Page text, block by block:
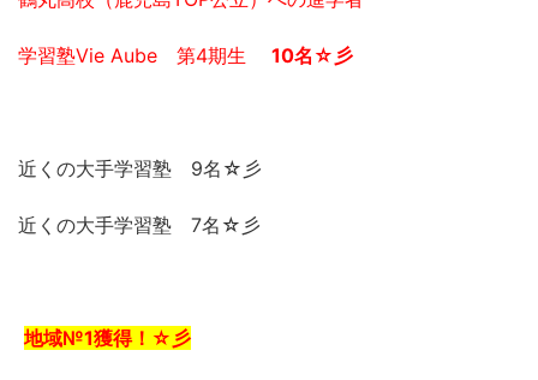
学習塾Vie Aube 第4期生 10名☆彡
近くの大手学習塾 9名☆彡
近くの大手学習塾 7名☆彡
地域№1獲得！☆彡